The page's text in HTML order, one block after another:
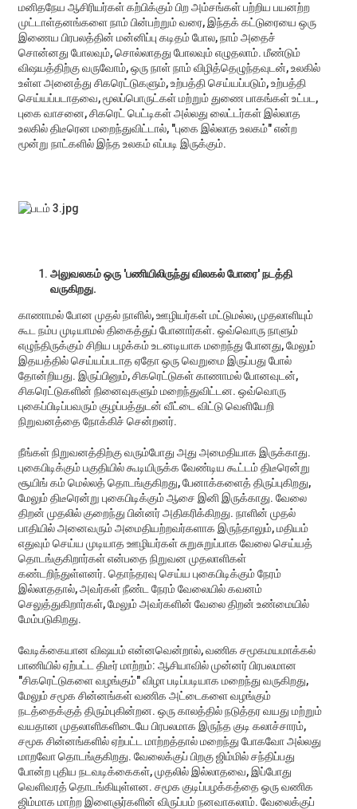
மனிதநேய ஆசிரியர்கள் கற்பிக்கும் பிற அம்சங்கள் பற்றிய பயனற்ற
முட்டாள்தனங்களை நாம் பின்பற்றும் வரை, இந்தக் கட்டுரையை ஒரு
இணைய பிரபலத்தின் மன்னிப்பு கடிதம் போல, நாம் அதைச்
சொன்னது போலவும், சொல்லாதது போலவும் எழுதலாம். மீண்டும்
விஷயத்திற்கு வருவோம், ஒரு நாள் நாம் விழித்தெழுந்தவுடன், உலகில்
உள்ள அனைத்து சிகரெட்டுகளும், உற்பத்தி செய்யப்படும், உற்பத்தி
செய்யப்படாதவை, மூலப்பொருட்கள் மற்றும் துணை பாகங்கள் உட்பட,
புகை வாசனை, சிகரெட் பெட்டிகள் அல்லது லைட்டர்கள் இல்லாத
உலகில் திடீரென மறைந்துவிட்டால், "புகை இல்லாத உலகம்" என்ற
மூன்று நாட்களில் இந்த உலகம் எப்படி இருக்கும்.
அலுவலகம் ஒரு 'பணியிலிருந்து விலகல் போரை' நடத்தி
வருகிறது.
காணாமல் போன முதல் நாளில், ஊழியர்கள் மட்டுமல்ல, முதலாளியும்
கூட நம்ப முடியாமல் திகைத்துப் போனார்கள். ஒவ்வொரு நாளும்
எழுந்திருக்கும் சிறிய பழக்கம் உடனடியாக மறைந்து போனது, மேலும்
இதயத்தில் செய்யப்படாத ஏதோ ஒரு வெறுமை இருப்பது போல்
தோன்றியது. இருப்பினும், சிகரெட்டுகள் காணாமல் போனவுடன்,
சிகரெட்டுகளின் நினைவுகளும் மறைந்துவிட்டன. ஒவ்வொரு
புகைப்பிடிப்பவரும் குழப்பத்துடன் வீட்டை விட்டு வெளியேறி
நிறுவனத்தை நோக்கிச் சென்றனர்.
நீங்கள் நிறுவனத்திற்கு வரும்போது அது அமைதியாக இருக்காது.
புகைபிடிக்கும் பகுதியில் கூடியிருக்க வேண்டிய கூட்டம் திடீரென்று
சூயிங் கம் மெல்லத் தொடங்குகிறது, பேனாக்களைத் திருப்புகிறது,
மேலும் திடீரென்று புகைபிடிக்கும் ஆசை இனி இருக்காது. வேலை
திறன் முதலில் குறைந்து பின்னர் அதிகரிக்கிறது. நாளின் முதல்
பாதியில் அனைவரும் அமைதியற்றவர்களாக இருந்தாலும், மதியம்
எதுவும் செய்ய முடியாத ஊழியர்கள் சுறுசுறுப்பாக வேலை செய்யத்
தொடங்குகிறார்கள் என்பதை நிறுவன முதலாளிகள்
கண்டறிந்துள்ளனர். தொந்தரவு செய்ய புகைபிடிக்கும் நேரம்
இல்லாததால், அவர்கள் நீண்ட நேரம் வேலையில் கவனம்
செலுத்துகிறார்கள், மேலும் அவர்களின் வேலை திறன் உண்மையில்
மேம்படுகிறது.
வேடிக்கையான விஷயம் என்னவென்றால், வணிக சமூகமயமாக்கல்
பாணியில் ஏற்பட்ட திடீர் மாற்றம்: ஆசியாவில் முன்னர் பிரபலமான
"சிகரெட்டுகளை வழங்கும்" விழா படிப்படியாக மறைந்து வருகிறது,
மேலும் சமூக சின்னங்கள் வணிக அட்டைகளை வழங்கும்
நடத்தைக்குத் திரும்புகின்றன. ஒரு காலத்தில் நடுத்தர வயது மற்றும்
வயதான முதலாளிகளிடையே பிரபலமாக இருந்த குடி கலாச்சாரம்,
சமூக சின்னங்களில் ஏற்பட்ட மாற்றத்தால் மறைந்து போகவோ அல்லது
மாறவோ தொடங்குகிறது. வேலைக்குப் பிறகு ஜிம்மில் சந்திப்பது
போன்ற புதிய நடவடிக்கைகள், முதலில் இல்லாதவை, இப்போது
வெளிவரத் தொடங்கியுள்ளன. சமூக குடிப்பழக்கத்தை ஒரு வணிக
ஜிம்மாக மாற்ற இளைஞர்களின் விருப்பம் நனவாகலாம். வேலைக்குப்